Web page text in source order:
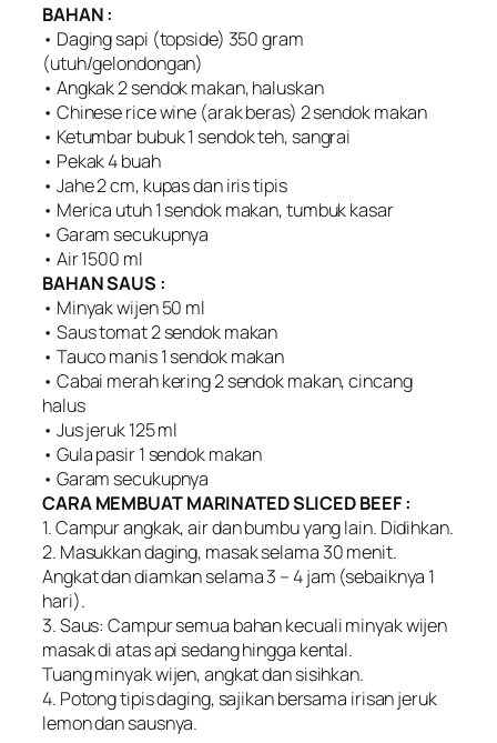
BAHAN :
• Daging sapi (topside) 350 gram
(utuh/gelondongan)
• Angkak 2 sendok makan, haluskan
• Chinese rice wine (arak beras) 2 sendok makan
• Ketumbar bubuk 1 sendok teh, sangrai
• Pekak 4 buah
• Jahe 2 cm, kupas dan iris tipis
• Merica utuh 1 sendok makan, tumbuk kasar
• Garam secukupnya
• Air 1500 ml
BAHAN SAUS :
• Minyak wijen 50 ml
• Saus tomat 2 sendok makan
• Tauco manis 1 sendok makan
• Cabai merah kering 2 sendok makan, cincang
halus
• Jus jeruk 125 ml
• Gula pasir 1 sendok makan
• Garam secukupnya
CARA MEMBUAT MARINATED SLICED BEEF :
1. Campur angkak, air dan bumbu yang lain. Didihkan.
2. Masukkan daging, masak selama 30 menit.
Angkat dan diamkan selama 3 – 4 jam (sebaiknya 1
hari).
3. Saus: Campur semua bahan kecuali minyak wijen
masak di atas api sedang hingga kental.
Tuang minyak wijen, angkat dan sisihkan.
4. Potong tipis daging, sajikan bersama irisan jeruk
lemon dan sausnya.